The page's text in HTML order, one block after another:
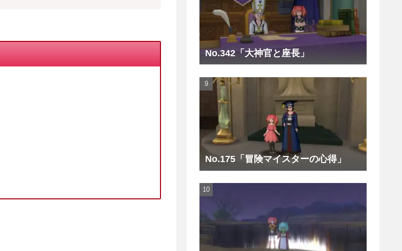
No.342「大神官と座長」
No.175「冒険マイスターの心得」